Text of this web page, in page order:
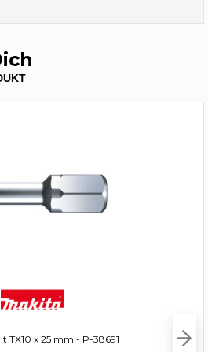
TX10 x 25 mm - P-38691